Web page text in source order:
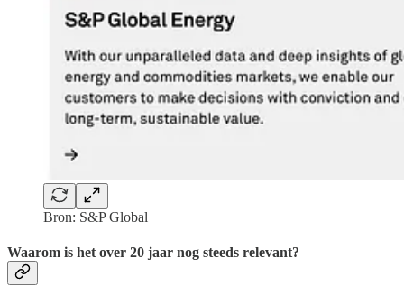
Bron: S&P Global
Waarom is het over 20 jaar nog steeds relevant?